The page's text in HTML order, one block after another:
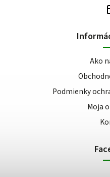
Ako
Podmienky
Moja